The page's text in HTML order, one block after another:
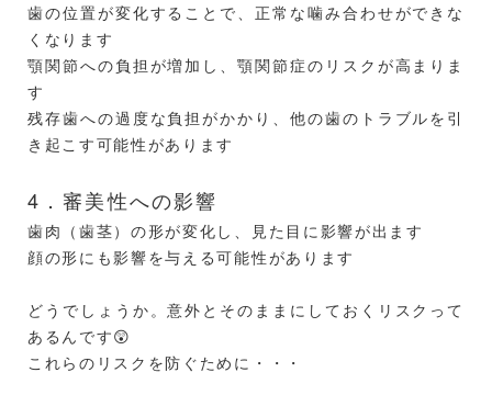
歯の位置が変化することで、正常な噛み合わせができな
くなります
顎関節への負担が増加し、顎関節症のリスクが高まりま
す
残存歯への過度な負担がかかり、他の歯のトラブルを引
き起こす可能性があります
4．審美性への影響
歯肉（歯茎）の形が変化し、見た目に影響が出ます
顔の形にも影響を与える可能性があります
どうでしょうか。意外とそのままにしておくリスクって
あるんです😲
これらのリスクを防ぐために・・・